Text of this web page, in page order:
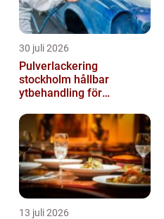
30 juli 2026
Pulverlackering
stockholm hållbar
ytbehandling för
13 juli 2026